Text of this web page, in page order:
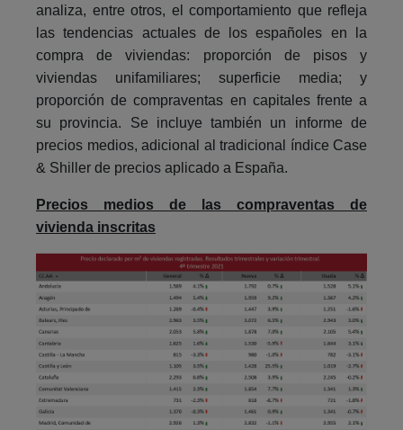
analiza, entre otros, el comportamiento que refleja
las tendencias actuales de los españoles en la
compra de viviendas: proporción de pisos y
viviendas unifamiliares; superficie media; y
proporción de compraventas en capitales frente a
su provincia. Se incluye también un informe de
precios medios, adicional al tradicional índice Case
& Shiller de precios aplicado a España.
Precios medios de las compraventas de
vivienda inscritas